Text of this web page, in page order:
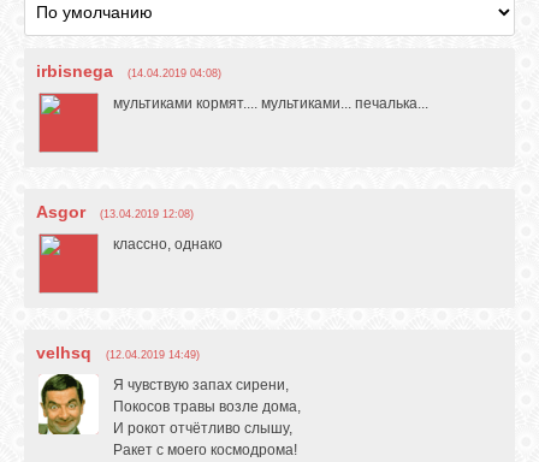
irbisnega (14.04.2019 04:08)
мультиками кормят.... мультиками... печалька...
Asgor (13.04.2019 12:08)
классно, однако
velhsq (12.04.2019 14:49)
Я чувствую запах сирени,
Покосов травы возле дома,
И рокот отчётливо слышу,
Ракет с моего космодрома!